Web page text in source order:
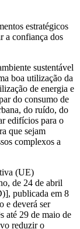
estratégicos
a confiança dos
sustentável
boa utilização da
de energia e
do consumo de
do ruído, do
edifícios para o
que sejam
complexos a
(UE)
de 24 de abril
publicada em 8
e deverá ser
até 29 de maio de
reduzir o